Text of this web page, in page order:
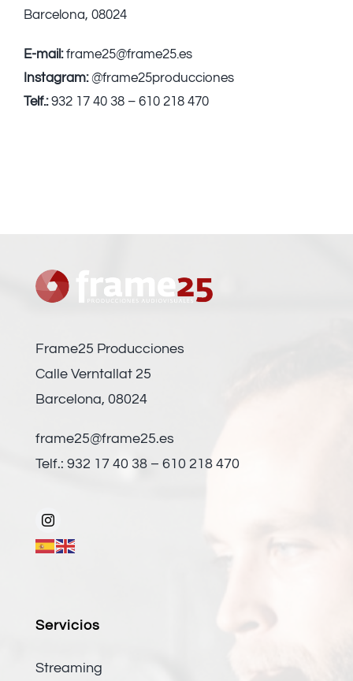
Barcelona, 08024
E-mail:frame25@frame25.es
Instagram:@frame25producciones
Telf.:932 17 40 38 – 610 218 470
Frame25 Producciones
Calle Verntallat 25
Barcelona, 08024
frame25@frame25.es
Telf.: 932 17 40 38 – 610 218 470
Servicios
Streaming